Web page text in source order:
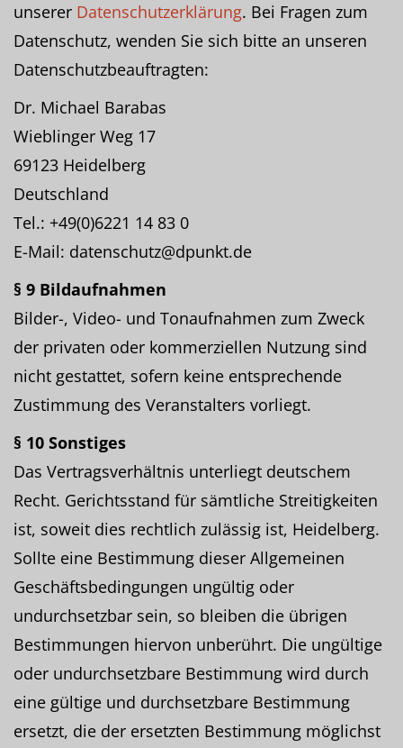
unserer Datenschutzerklärung. Bei Fragen zum
Datenschutz, wenden Sie sich bitte an unseren
Datenschutzbeauftragten:
Dr. Michael Barabas
Wieblinger Weg 17
69123 Heidelberg
Deutschland
Tel.: +49(0)6221 14 83 0
E-Mail: datenschutz@dpunkt.de
§ 9 Bildaufnahmen
Bilder-, Video- und Tonaufnahmen zum Zweck
der privaten oder kommerziellen Nutzung sind
nicht gestattet, sofern keine entsprechende
Zustimmung des Veranstalters vorliegt.
§ 10 Sonstiges
Das Vertragsverhältnis unterliegt deutschem
Recht. Gerichtsstand für sämtliche Streitigkeiten
ist, soweit dies rechtlich zulässig ist, Heidelberg.
Sollte eine Bestimmung dieser Allgemeinen
Geschäftsbedingungen ungültig oder
undurchsetzbar sein, so bleiben die übrigen
Bestimmungen hiervon unberührt. Die ungültige
oder undurchsetzbare Bestimmung wird durch
eine gültige und durchsetzbare Bestimmung
ersetzt, die der ersetzten Bestimmung möglichst